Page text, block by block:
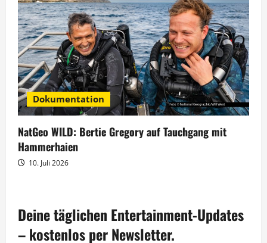
Dokumentation
NatGeo WILD: Bertie Gregory auf Tauchgang mit
Hammerhaien
10. Juli 2026
Deine täglichen Entertainment-Updates
– kostenlos per Newsletter.